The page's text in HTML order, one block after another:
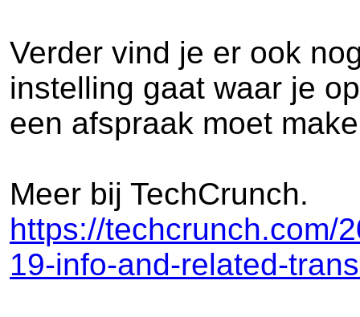
Verder vind je er ook
instelling gaat waar je
een afspraak moet
Meer bij TechCrunch.
https://techcrunch.com/
19-info-and-related-